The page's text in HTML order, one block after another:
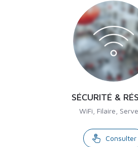
SÉCURITÉ &
WiFi, Filaire,
Consulter